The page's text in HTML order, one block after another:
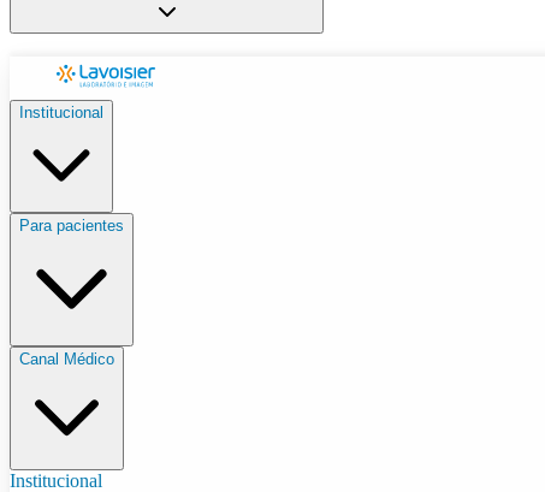
Institucional
Para pacientes
Canal Médico
Institucional